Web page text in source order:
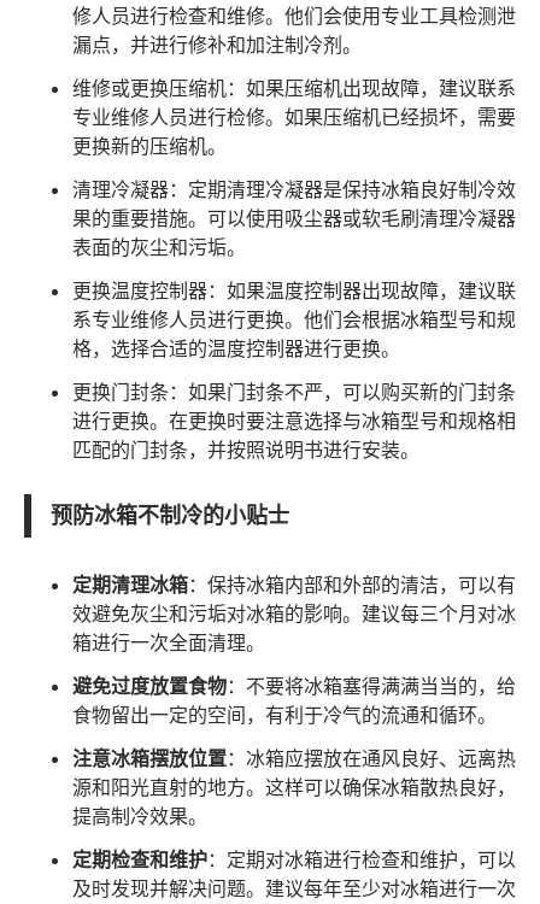
修人员进行检查和维修。他们会使用专业工具检测泄
漏点，并进行修补和加注制冷剂。
维修或更换压缩机：如果压缩机出现故障，建议联系
专业维修人员进行检修。如果压缩机已经损坏，需要
更换新的压缩机。
清理冷凝器：定期清理冷凝器是保持冰箱良好制冷效
果的重要措施。可以使用吸尘器或软毛刷清理冷凝器
表面的灰尘和污垢。
更换温度控制器：如果温度控制器出现故障，建议联
系专业维修人员进行更换。他们会根据冰箱型号和规
格，选择合适的温度控制器进行更换。
更换门封条：如果门封条不严，可以购买新的门封条
进行更换。在更换时要注意选择与冰箱型号和规格相
匹配的门封条，并按照说明书进行安装。
预防冰箱不制冷的小贴士
定期清理冰箱：保持冰箱内部和外部的清洁，可以有
效避免灰尘和污垢对冰箱的影响。建议每三个月对冰
箱进行一次全面清理。
避免过度放置食物：不要将冰箱塞得满满当当的，给
食物留出一定的空间，有利于冷气的流通和循环。
注意冰箱摆放位置：冰箱应摆放在通风良好、远离热
源和阳光直射的地方。这样可以确保冰箱散热良好，
提高制冷效果。
定期检查和维护：定期对冰箱进行检查和维护，可以
及时发现并解决问题。建议每年至少对冰箱进行一次